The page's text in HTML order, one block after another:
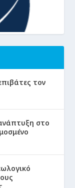
τον
στο